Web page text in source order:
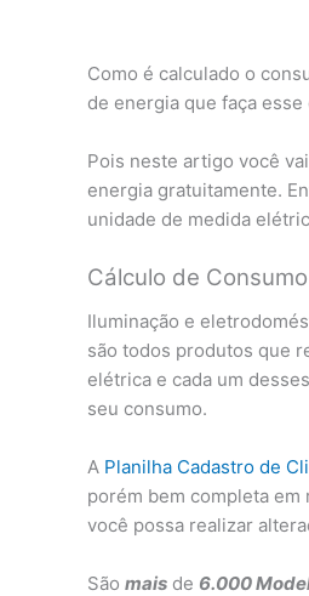
Como é calculado o
de energia que faça
Pois neste artigo você
energia gratuitamente.
unidade de medida
Cálculo de Consumo
Iluminação e
são todos produtos que
elétrica e cada um
seu consumo.
A Planilha Cadastro de
porém bem completa em
você possa realizar
São mais de 6.000